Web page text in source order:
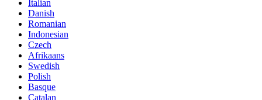
Italian
Danish
Romanian
Indonesian
Czech
Afrikaans
Swedish
Polish
Basque
Catalan